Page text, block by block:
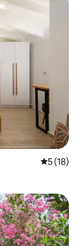
5 de uma
5 (18)